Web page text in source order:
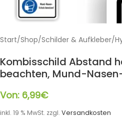
Start/Shop/Schilder & Aufkleber/
Kombisschild Abstand
beachten, Mund-
Von: 6,99€
inkl. 19 % MwSt. zzgl. Versandkosten